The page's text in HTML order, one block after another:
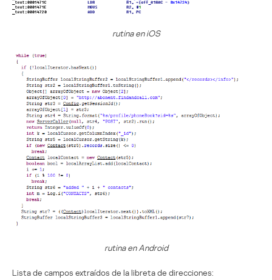
rutina en iOS
rutina en Android
Lista de campos extraídos de la libreta de direcciones: